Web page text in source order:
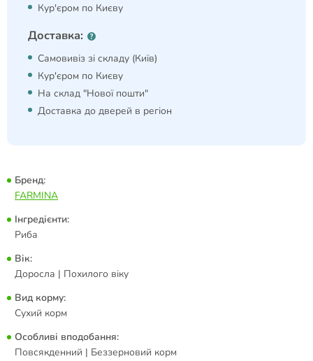
Кур'єром по Києву
Доставка:
Самовивіз зі складу (Київ)
Кур'єром по Києву
На склад "Нової пошти"
Доставка до дверей в регіон
Бренд:
FARMINA
Інгредієнти:
Риба
Вік:
Доросла | Похилого віку
Вид корму:
Сухий корм
Особливі вподобання:
Повсякденний | Беззерновий корм